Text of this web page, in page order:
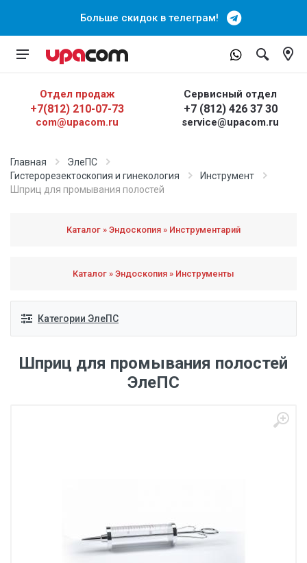
Больше скидок в телеграм!
Отдел продаж
+7(812) 210-07-73
com@upacom.ru
Сервисный отдел
+7 (812) 426 37 30
service@upacom.ru
Главная
ЭлеПС
Гистерорезектоскопия и гинекология
Инструмент
Шприц для промывания полостей
Каталог » Эндоскопия » Инструментарий
Каталог » Эндоскопия » Инструменты
Категории ЭлеПС
Шприц для промывания полостей
ЭлеПС